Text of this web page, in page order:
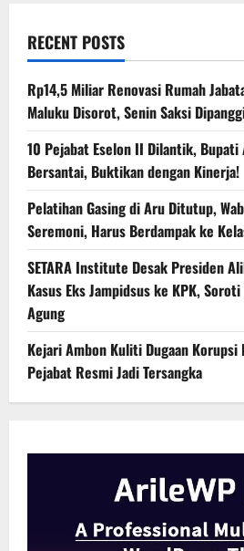
RECENT POSTS
Rp14,5 Miliar Renovasi Rumah
Maluku Disorot, Senin Saksi
10 Pejabat Eselon II Dilantik, Bupati
Bersantai, Buktikan dengan Kinerja!
Pelatihan Gasing di Aru Ditutup,
Seremoni, Harus Berdampak ke
SETARA Institute Desak Presiden
Kasus Eks Jampidsus ke KPK,
Agung
Kejari Ambon Kuliti Dugaan Korupsi
Pejabat Resmi Jadi Tersangka